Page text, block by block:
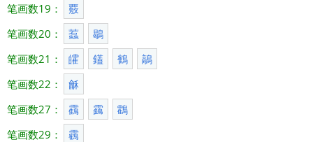
笔画数19：
覈
笔画数20：
蠚
鶡
笔画数21：
皬 鑉 鶴
鶮
笔画数22：
龢
笔画数27：
靍 靎
鸖
笔画数29：
靏